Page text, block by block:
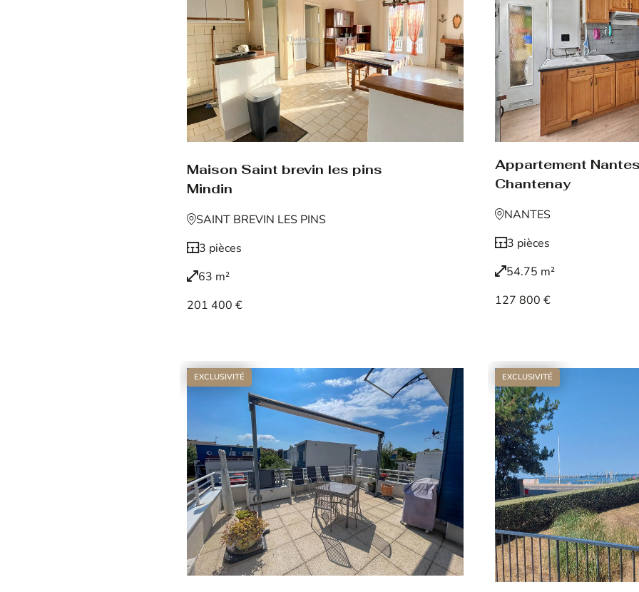
Maison Saint brevin les pins
Mindin
SAINT BREVIN LES PINS
3 pièces
63 m²
201 400 €
Appartement
Chantenay
NANTES
3 pièces
54.75 m²
127 800 €
EXCLUSIVITÉ EXCLUSIVITÉ